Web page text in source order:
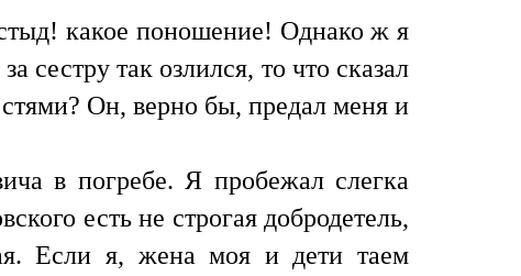
какое поношение! Однако ж я
сестру так озлился, то что сказал
Он, верно бы, предал меня и
в погребе. Я пробежал слегка
есть не строгая добродетель,
Если я, жена моя и дети таем